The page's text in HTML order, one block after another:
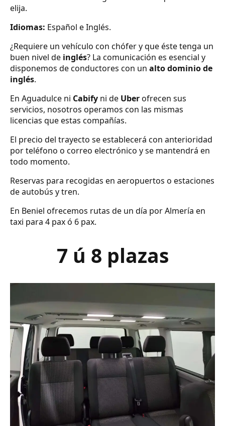
elija.
Idiomas: Español e Inglés.
¿Requiere un vehículo con chófer y que éste tenga un
buen nivel de inglés? La comunicación es esencial y
disponemos de conductores con un alto dominio de
inglés.
En Aguadulce ni Cabify ni de Uberofrecen sus
servicios, nosotros operamos con las mismas
licencias que estas compañías.
El precio del trayecto se establecerá con anterioridad
por teléfono o correo electrónico y se mantendrá en
todo momento.
Reservas para recogidas en aeropuertos o estaciones
de autobús y tren.
En Beniel ofrecemos rutas de un día por Almería en
taxi para 4 pax ó 6 pax.
7 ú 8 plazas